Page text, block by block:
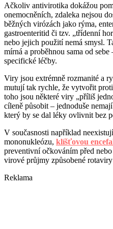
Ačkoliv antivirotika dokážou
onemocněních, zdaleka nejsou
běžných virózách jako rýma,
gastroenteritid či tzv. „třídenní
nebo jejich použití nemá smysl.
mírná a proběhnou sama od
specifické léčby.
Viry jsou extrémně rozmanité a
mutují tak rychle, že vytvořit
toho jsou některé viry „příliš
cíleně působit – jednoduše
který by se dal léky ovlivnit bez
V současnosti například
mononukleózu, klíšťovou
preventivní očkováním před
virové průjmy způsobené
Reklama